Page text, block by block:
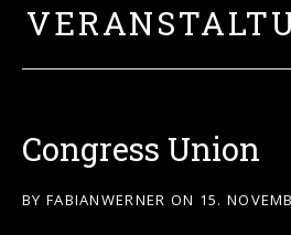
Congress Union
BY FABIANWERNER ON 15.